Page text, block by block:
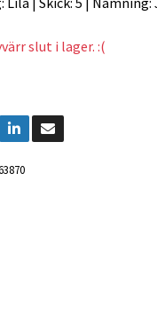
slut i lager. :(